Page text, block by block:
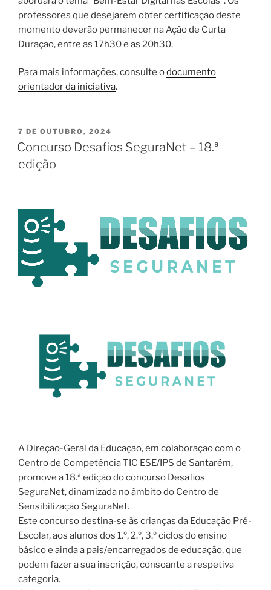
professores que desejarem obter certificação deste
momento deverão permanecer na Ação de Curta
Duração, entre as 17h30 e as 20h30.
Para mais informações, consulte odocumento
orientador da iniciativa.
PUBLICADO
EM
7 DE OUTUBRO, 2024
Concurso Desafios SeguraNet – 18.ª
edição
A Direção-Geral da Educação, em colaboração com o
Centro de Competência TIC ESE/IPS de Santarém,
promove a 18.ª edição do concurso Desafios
SeguraNet, dinamizada no âmbito do Centro de
Sensibilização SeguraNet.
Este concurso destina-se às crianças da Educação Pré-
Escolar, aos alunos dos 1.º, 2.º, 3.º ciclos do ensino
básico e ainda a pais/encarregados de educação, que
podem fazer a sua inscrição, consoante a respetiva
categoria.